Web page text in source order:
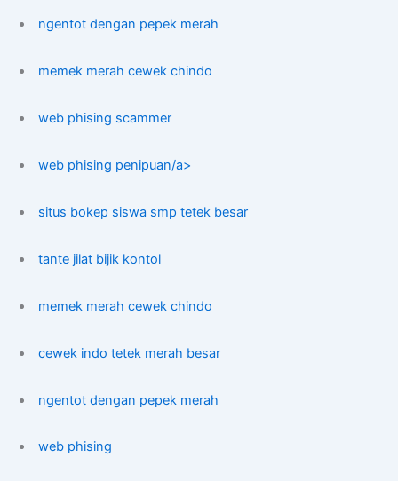
ngentot dengan pepek merah
memek merah cewek chindo
web phising scammer
web phising penipuan/a>
situs bokep siswa smp tetek besar
tante jilat bijik kontol
memek merah cewek chindo
cewek indo tetek merah besar
ngentot dengan pepek merah
web phising